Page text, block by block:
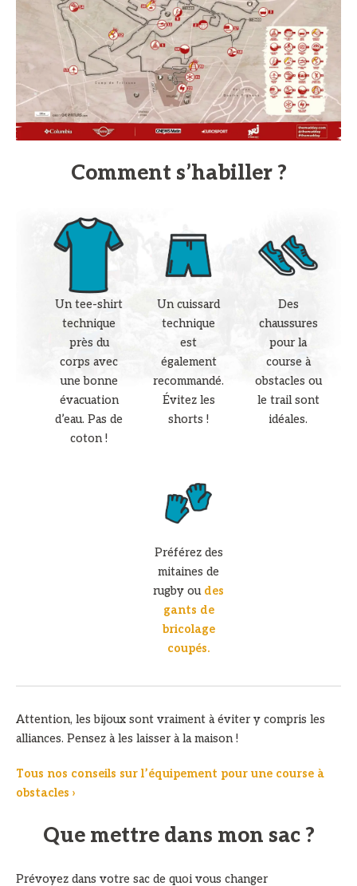
Comment s’habiller ?
Un tee-shirt
technique
près du
corps avec
une bonne
évacuation
d’eau. Pas de
coton !
Un cuissard
technique
est
également
recommandé.
Évitez les
shorts !
Des
chaussures
pour la
course à
obstacles ou
le trail sont
idéales.
Préférez des
mitaines de
rugby ou des
gants de
bricolage
coupés.
Attention, les bijoux sont vraiment à éviter y compris les
alliances. Pensez à les laisser à la maison !
Tous nos conseils sur l’équipement pour une course à
obstacles ›
Que mettre dans mon sac ?
Prévoyez dans votre sac de quoi vous changer